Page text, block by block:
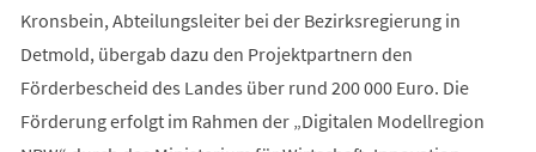
Kronsbein, Abteilungsleiter bei der Bezirksregierung in
Detmold, übergab dazu den Projektpartnern den
Förderbescheid des Landes über rund 200 000 Euro. Die
Förderung erfolgt im Rahmen der „Digitalen Modellregion